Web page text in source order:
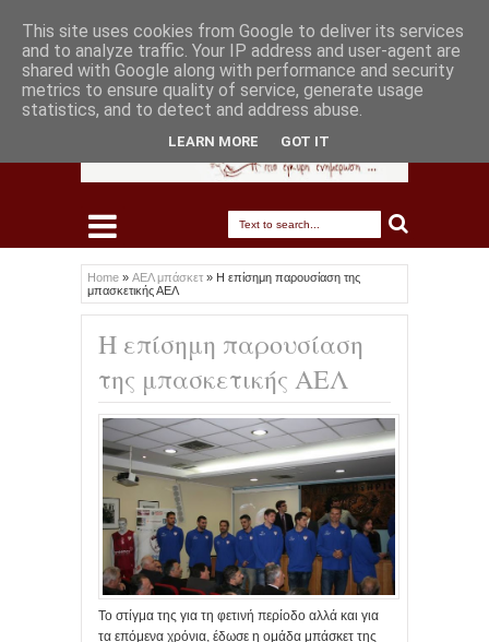
Home » ΑΕΛ μπάσκετ » Η επίσημη παρουσίαση της
μπασκετικής ΑΕΛ
Η επίσημη παρουσίαση
της μπασκετικής ΑΕΛ
Το στίγμα της για τη φετινή περίοδο αλλά και για
τα επόμενα χρόνια, έδωσε η ομάδα μπάσκετ της
This site uses cookies from Google to deliver its services
and to analyze traffic. Your IP address and user-agent are
shared with Google along with performance and security
metrics to ensure quality of service, generate usage
statistics, and to detect and address abuse.
LEARN MORE GOT IT